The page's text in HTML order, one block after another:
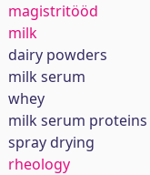
magistritööd
milk
dairy powders
milk serum
whey
milk serum proteins
spray drying
rheology